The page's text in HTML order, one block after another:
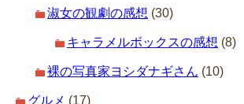
淑女の観劇の感想 (30)
キャラメルボックスの感想 (8)
裸の写真家ヨシダナギさん (10)
グルメ (17)